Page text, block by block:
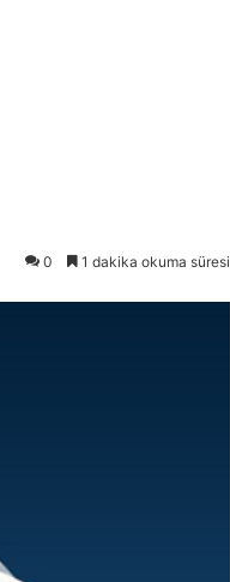
0 1 dakika okuma süresi